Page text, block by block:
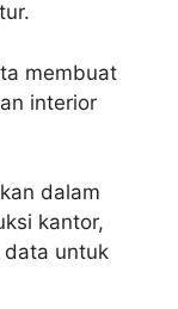
membuat
interior
dalam
kantor,
data untuk